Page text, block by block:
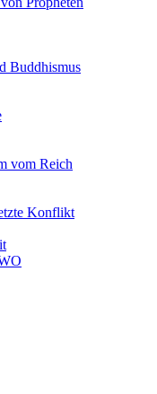
Buddhismus
vom Reich
Konflikt